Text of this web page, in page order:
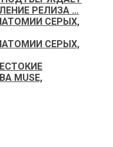
РЕЛИЗА …
СЕРЫХ,
СЕРЫХ,
MUSE,